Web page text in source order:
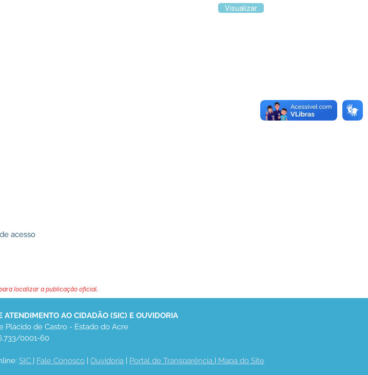
acesso
Visualizar
localizar a publicação oficial.
ATENDIMENTO AO CIDADÃO (SIC) E OUVIDORIA
Plácido de Castro - Estado do Acre
0001-60
SIC | Fale Conosco | Ouvidoria | Portal de Transparência | Mapa do Site